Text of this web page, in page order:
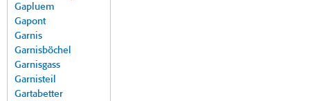
Gapluem
Gapont
Garnis
Garnisböchel
Garnisgass
Garnisteil
Gartabetter